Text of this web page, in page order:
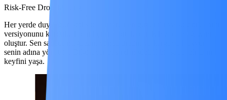
Risk-Free Dropshipping
Her yerde duyduğun stoksuz e-ticareti en güvenilir ve sürdürülebilir
versiyonunu kurduk. Tedarikçilerle ortak olarak hızlıca mağazanı
oluştur. Sen sadece mağazanı yönet, üretim ve kargoyu Rexven
senin adına yönetsin. Bilgisayar başından global bir satıcı olmanın
keyfini yaşa.